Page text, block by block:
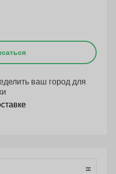
ваш город для